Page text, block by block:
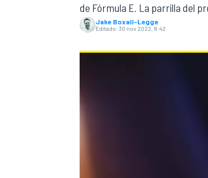
de Fórmula E. La parrilla del
Jake Boxall-Legge
Editado: 30 nov 2022, 8:42